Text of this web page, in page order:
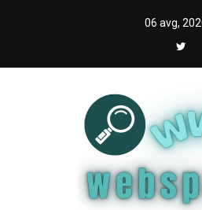
06 avg,